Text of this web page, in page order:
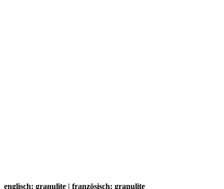
englisch: granulite | französisch: granulite